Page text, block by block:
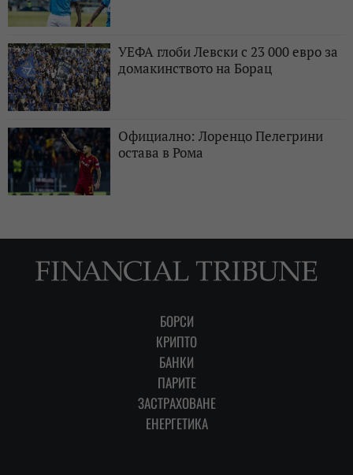
УЕФА глоби Левски с 23 000 евро за
домакинството на Борац
Официално: Лоренцо Пелегрини
остава в Рома
БОРСИ
КРИПТО
БАНКИ
ПАРИТЕ
ЗАСТРАХОВАНЕ
ЕНЕРГЕТИКА